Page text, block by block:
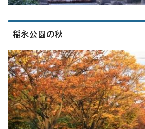
稲永公園の秋